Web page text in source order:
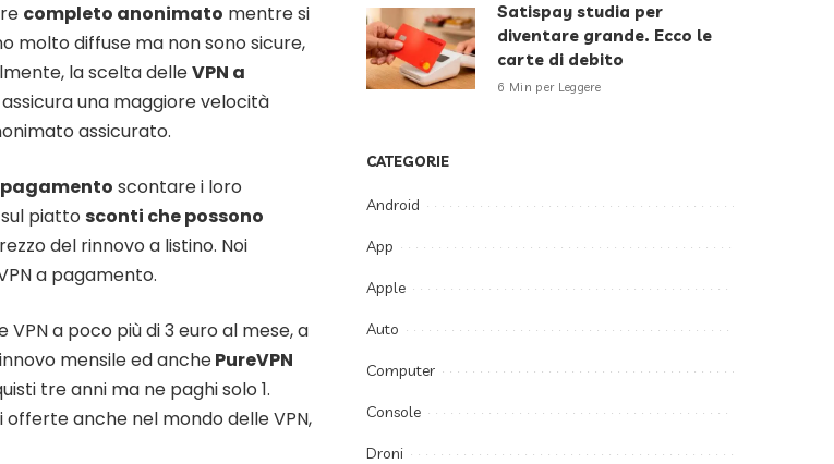
completo anonimato mentre si
molto diffuse ma non sono sicure,
la scelta delleVPN a
una maggiore velocità
assicurato.
pagamento scontare i loro
piatto sconti che possono
del rinnovo a listino. Noi
a pagamento.
a poco più di 3 euro al mese, a
mensile ed anchePureVPN
tre anni ma ne paghi solo 1.
offerte anche nel mondo delle VPN,
Satispay studia per
diventare grande. Ecco le
carte di debito
6 Min per Leggere
CATEGORIE
Android
App
Apple
Auto
Computer
Console
Droni